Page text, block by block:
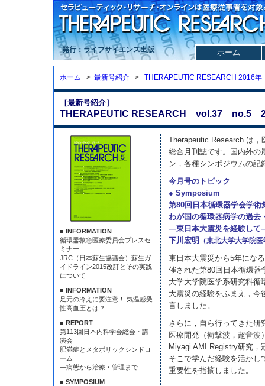
発行：ライフサイエンス出版 ホーム
ホーム > 最新号紹介 > THERAPEUTIC RESEARCH 2016年
［最新号紹介］
THERAPEUTIC RESEARCH vol.37 no.5
■ INFORMATION
循環器救急医療委員会プレスセ
ミナー
JRC（日本蘇生協議会）蘇生ガ
イドライン2015改訂とその実践
について
■ INFORMATION
足元の冷えに要注意！ 気温感受
性高血圧とは？
■ REPORT
第113回日本内科学会総会・講
演会
肥満症とメタボリックシンドロ
ーム
—病態から治療・管理まで
■ SYMPOSIUM
Therapeutic Research は
総合月刊誌です。国内外の
ン，各種シンポジウムの記
今月号のトピック
● Symposium
第80回日本循環器学会学術
わが国の循環器病学の過去
—東日本大震災を経験し
下川宏明
（東北大学大学院
東日本大震災から5年にな
催された第80回日本循環
大学大学院医学系研究科循
大震災の経験をふまえ，今
言しました。
さらに，自ら行ってきた研
医療開発（衝撃波，超音波
Miyagi AMI Registry研究，
そこで学んだ経験を活かし
重要性を指摘しました。